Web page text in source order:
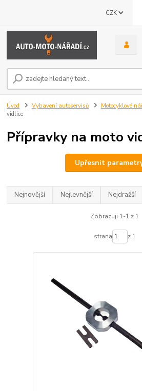
CZK
Úvod Vybavení autoservisů Motocyklové
vidlice
Přípravky na moto
Upřesnit
Nejnovější Nejlevnější Nejdražší
Zobrazuji 1-1 z 1
strana z 1